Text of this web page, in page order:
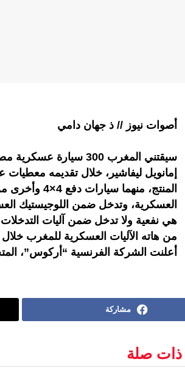
أصوات نيوز // ذ جهان دامي
سيقتني المغرب 300
إمانويل ليفاشير، خلال تقديمه
العسكرية، وتدخل ضمن اللوجيستيك
هي نفعية ولا تدخل ضمن آليات التدخلات
من هاته الآليات العسكرية للمغرب
أعلنت الشركة الفرنسية “أركوس”،
مشاركة
ذات صلة